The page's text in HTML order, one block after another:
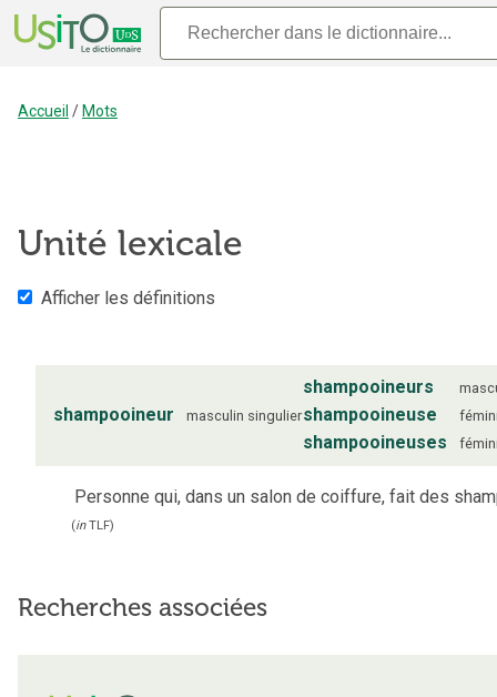
Accueil / Mots
Unité lexicale
Afficher les définitions
shampooineur masculin singulier
shampooineurs
shampooineuse
shampooineuses
Personne qui, dans un salon de coiffure, fait des
(inTLF)
Recherches associées